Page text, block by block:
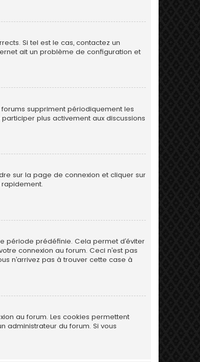
Si tel est le cas, contactez un
ait un problème de configuration et
suppriment périodiquement les
plus activement aux discussions
sur la page de connexion et cliquer sur
période prédéfinie. Cela permet d’éviter
connexion au forum. Ceci n’est pas
n’arrivez pas à trouver cette case à
au forum. Les cookies permettent
administrateur du forum. Si vous